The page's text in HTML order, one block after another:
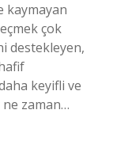
kaymayan
çok
destekleyen,
keyifli ve
zaman…